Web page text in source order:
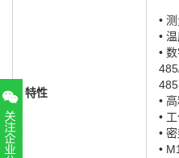
特性
•
•
•
485
•
•
•
•